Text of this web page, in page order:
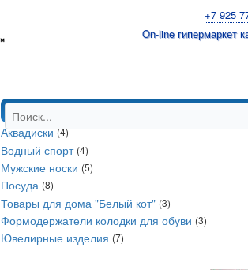
+7 925
On-line гипермаркет
Аквадиски(4)
Водный спорт (4)
Мужские носки (5)
Посуда (8)
Товары для дома "Белый кот" (3)
Формодержатели колодки для обуви (3)
Ювелирные изделия (7)